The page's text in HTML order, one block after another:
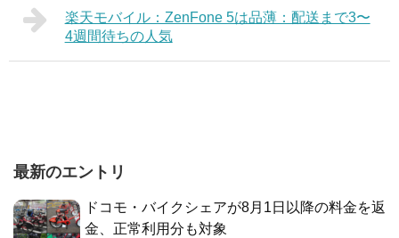
楽天モバイル：ZenFone 5は品薄：配送まで3〜
4週間待ちの人気
最新のエントリ
ドコモ・バイクシェアが8月1日以降の料金を返
金、正常利用分も対象